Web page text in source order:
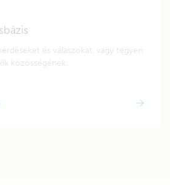
és válaszokat, vagy tegyen
közösségének.